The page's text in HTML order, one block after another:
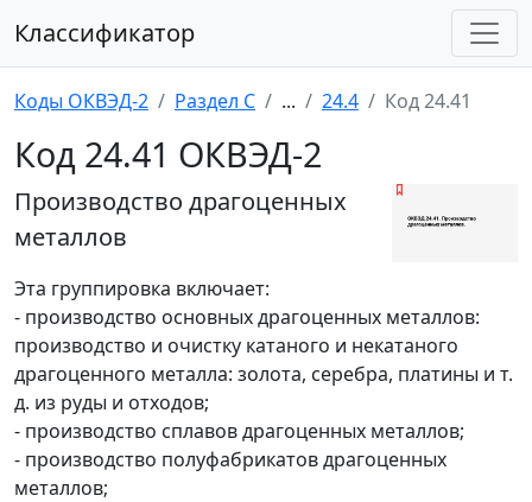
Классификатор
Коды ОКВЭД-2 Раздел C ... 24.4 Код 24.41
Код 24.41 ОКВЭД-2
Производство драгоценных
металлов
Эта группировка включает:
- производство основных драгоценных металлов:
производство и очистку катаного и некатаного
драгоценного металла: золота, серебра, платины и т.
д. из руды и отходов;
- производство сплавов драгоценных металлов;
- производство полуфабрикатов драгоценных
металлов;